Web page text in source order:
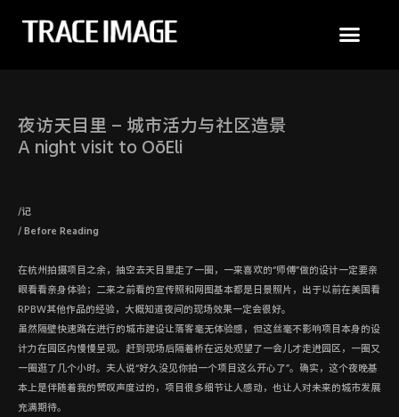
夜访天目里 - 城市活力与社区造景
A night visit to OōEli
/记
/ Before Reading
在杭州拍摄项目之余，抽空去天目里走了一圈，一来喜欢的“师傅”做的设计一定要亲
眼看看亲身体验；二来之前看的宣传照和网图基本都是日景照片，出于以前在美国看
RPBW其他作品的经验，大概知道夜间的现场效果一定会很好。
虽然隔壁快速路在进行的城市建设让落客毫无体验感，但这丝毫不影响项目本身的设
计力在园区内慢慢呈现。赶到现场后隔着桥在远处观望了一会儿才走进园区，一圈又
一圈逛了几个小时。夫人说“好久没见你拍一个项目这么开心了”。确实，这个夜晚基
本上是伴随着我的赞叹声度过的，项目很多细节让人感动，也让人对未来的城市发展
充满期待。